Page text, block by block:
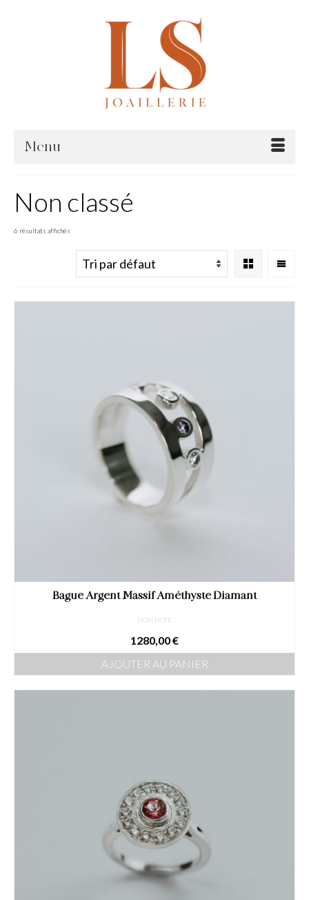
Menu
Non classé
6 résultats affichés
Bague Argent Massif Améthyste Diamant
NON NOTÉ
1280,00€
AJOUTER AU PANIER